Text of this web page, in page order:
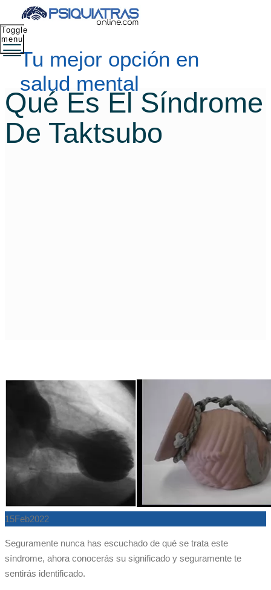
Tu mejor opción en
salud mental
Toggle
menu
Qué Es El Síndrome
De Taktsubo
15Feb2022
Seguramente nunca has escuchado de qué se trata este
síndrome, ahora conocerás su significado y seguramente te
sentirás identificado.